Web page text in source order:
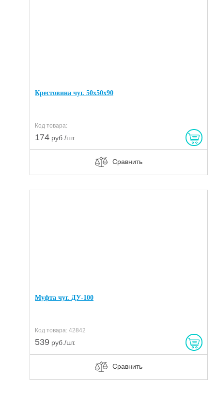
Крестовина чуг. 50х50х90
Код товара:
174 руб./шт.
Сравнить
Муфта чуг. ДУ-100
Код товара: 42842
539 руб./шт.
Сравнить